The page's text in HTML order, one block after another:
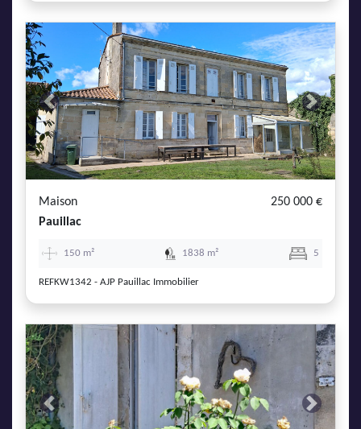
Previous Next
Maison
250 000 €
Pauillac
150 m² 1838 m² 5
REFKW1342 - AJP Pauillac Immobilier
Previous Next